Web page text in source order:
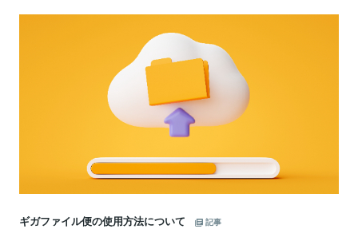
ギガファイル便の使用方法について
記事